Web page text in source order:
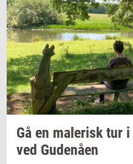
Gå en ma­le­risktur i
ved Gu­denå­en